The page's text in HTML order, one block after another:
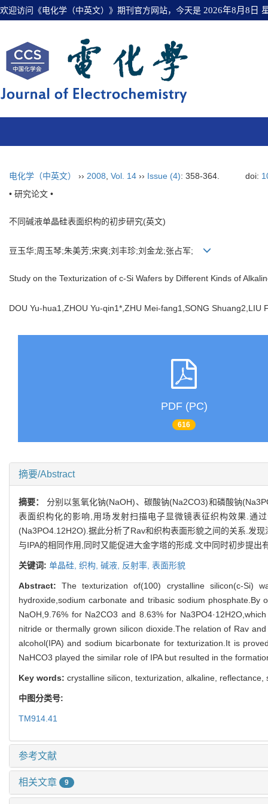
欢迎访问《电化学（中英文）》期刊官方网站，今天是 2026年8月8日
电化学（中英文） ›› 2008 Vol. 14 ›› Issue (4): 358-364. doi:
• 研究论文 •
不同碱液单晶硅表面织构的初步研究(英文)
豆玉华;周玉琴;朱美芳;宋爽;刘丰珍;刘金龙;张占军;
Study on the Texturization of c-Si Wafers by Different Kinds of
DOU Yu-hua1,ZHOU Yu-qin1*,ZHU Mei-fang1,SONG
PDF (PC)
616
摘要/Abstract
摘要： 分别以氢氧化钠(NaOH)、碳酸钠(Na2CO3)和磷酸钠
表面织构化的影响,用场发射扫描电子显微镜表征织构效果.通
(Na3PO4.12H2O).据此分析了Rav和织构表面形貌之间的关系.发
与IPA的相同作用,同时又能促进大金字塔的形成.文中同时初步提出
关键词: 单晶硅, 织构, 碱液, 反射率, 表面形貌
Abstract:The texturization of(100) crystalline silicon(c-Si)
hydroxide,sodium carbonate and tribasic sodium
NaOH,9.76% for Na2CO3 and 8.63% for
nitride or thermally grown silicon dioxide.The relation of Rav
alcohol(IPA) and sodium bicarbonate for texturization.It is
NaHCO3 played the similar role of IPA but resulted in the
Key words: crystalline silicon, texturization, alkaline, reflectance,
中图分类号:
TM914.41
参考文献
相关文章 9